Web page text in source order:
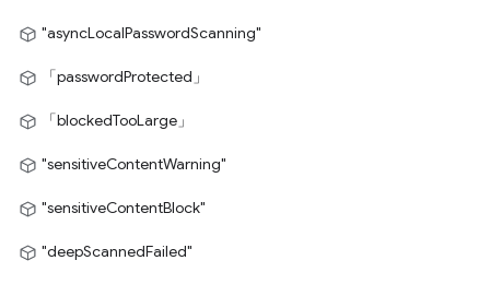
"asyncLocalPasswordScanning"
「passwordProtected」
「blockedTooLarge」
"sensitiveContentWarning"
"sensitiveContentBlock"
"deepScannedFailed"